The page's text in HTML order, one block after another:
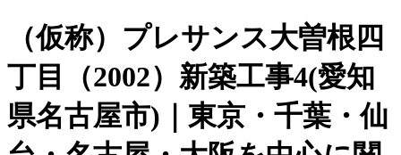
（仮称）プレサンス大曽根四
丁目（2002）新築工事4(愛知
県名古屋市)｜東京・千葉・仙